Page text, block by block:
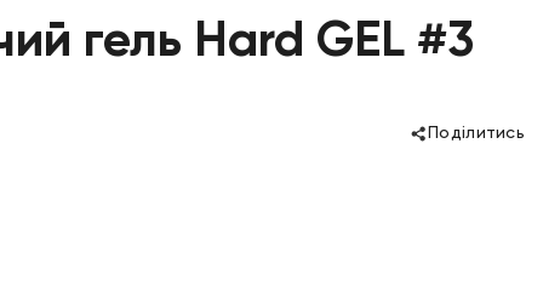
гель Hard GEL #3
Поділитись